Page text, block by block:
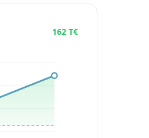
162 T€